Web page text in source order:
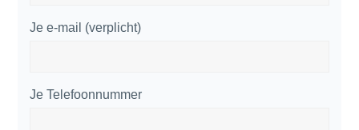
Je e-mail (verplicht)
Je Telefoonnummer